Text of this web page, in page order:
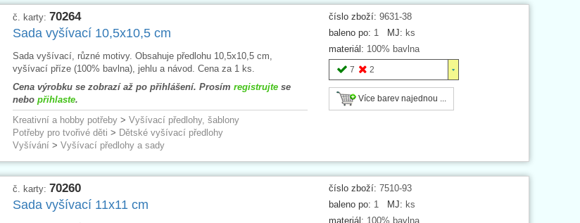
číslo zboží: 9631-38
baleno po: 1 MJ: ks
materiál: 100% bavlna
7 2
Více barev najednou ...
č. karty: 70264
Sada vyšívací 10,5x10,5 cm
Sada vyšívací, různé motivy. Obsahuje předlohu 10,5x10,5 cm,
vyšívací příze (100% bavlna), jehlu a návod. Cena za 1 ks.
Cena výrobku se zobrazí až po přihlášení. Prosím registrujtese
nebo přihlaste.
Kreativní a hobby potřeby> Vyšívací předlohy, šablony
Potřeby pro tvořivé děti > Dětské vyšívací předlohy
Vyšívání> Vyšívací předlohy a sady
číslo zboží: 7510-93
baleno po: 1 MJ: ks
materiál: 100% bavlna
č. karty: 70260
Sada vyšívací 11x11 cm